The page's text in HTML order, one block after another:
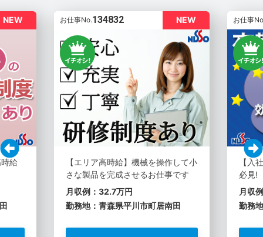
NEW
給
NEW
お仕事No.134832
【エリア高時給】機械を操作して小
さな製品を完成させるお仕事です
月収例：32.7万円
勤務地：青森県平川市町居南田
お仕事
【入
必見!
月収
勤務